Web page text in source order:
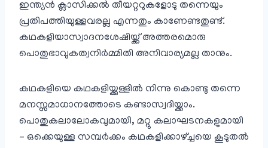
ഇന്ത്യൻ ക്ലാസിക്കൽ തീയറ്ററുകളോടു തന്നെയും
പ്രതിപത്തിയുള്ളവരല്ല എന്നതും കാണേണ്ടതുണ്ട്.
കഥകളിയാസ്വാദനശേഷിയ്ക്ക് അത്തരമൊരു
പൊതുഭാവുകത്വനിർമ്മിതി അനിവാര്യമല്ല താനും.
കഥകളിയെ കഥകളിയ്ക്കുള്ളിൽ നിന്നു കൊണ്ടു തന്നെ
മനസ്സമാധാനത്തോടെ കണ്ടാസ്വദിയ്ക്കാം.
പൊതുകലാലോകവുമായി, മറ്റു കലാഘടനകളുമായി
– ഒക്കെയുള്ള സമ്പർക്കം കഥകളിക്കാഴ്ച്ചയെ കൂടുതൽ